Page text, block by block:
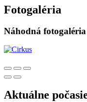
Fotogaléria
Náhodná fotogaléria
Aktuálne